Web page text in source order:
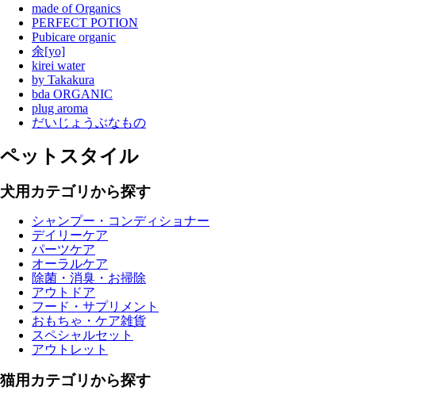
made of Organics
PERFECT POTION
Pubicare organic
余[yo]
kirei water
by Takakura
bda ORGANIC
plug aroma
だいじょうぶなもの
ペットスタイル
犬用カテゴリから探す
シャンプー・コンディショナー
デイリーケア
パーツケア
オーラルケア
除菌・消臭・お掃除
アウトドア
フード・サプリメント
おもちゃ・ケア雑貨
スペシャルセット
アウトレット
猫用カテゴリから探す